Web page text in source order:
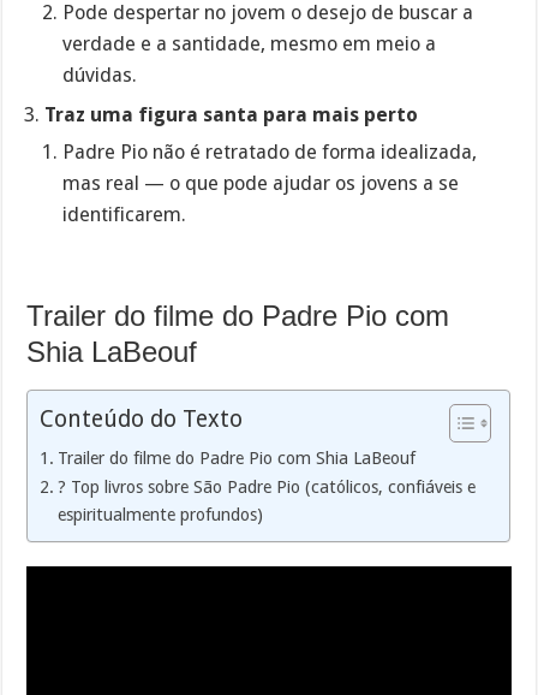
Pode despertar no jovem o desejo de buscar a
verdade e a santidade, mesmo em meio a
dúvidas.
Traz uma figura santa para mais perto
Padre Pio não é retratado de forma idealizada,
mas real — o que pode ajudar os jovens a se
identificarem.
Trailer do filme do Padre Pio com
Shia LaBeouf
Conteúdo do Texto
Trailer do filme do Padre Pio com Shia LaBeouf
? Top livros sobre São Padre Pio (católicos, confiáveis e
espiritualmente profundos)